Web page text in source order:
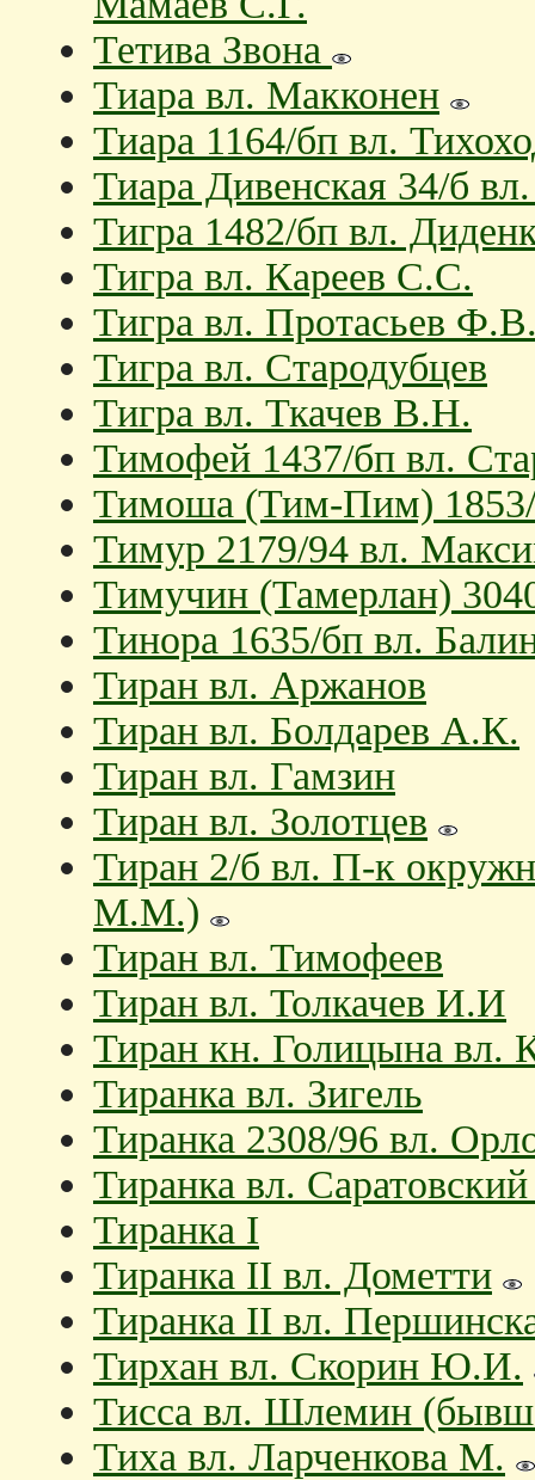
Тетива Звона
Тиара вл. Макконен
Тиара 1164/бп вл.
Тиара Дивенская 34/б
Тигра 1482/бп вл.
Тигра вл. Кареев С.С.
Тигра вл. Протасьев
Тигра вл. Стародубцев
Тигра вл. Ткачев В.Н.
Тимофей 1437/бп вл.
Тимоша (Тим-Пим) 1853/
Тимур 2179/94 вл.
Тимучин (Тамерлан)
Тинора 1635/бп вл.
Тиран вл. Аржанов
Тиран вл. Болдарев А.К.
Тиран вл. Гамзин
Тиран вл. Золотцев
Тиран 2/б вл. П-к
М.М.)
Тиран вл. Тимофеев
Тиран вл. Толкачев И.И
Тиран кн. Голицына вл.
Тиранка вл. Зигель
Тиранка 2308/96 вл.
Тиранка вл.
Тиранка I
Тиранка II вл. Дометти
Тиранка II вл.
Тирхан вл. Скорин Ю.И.
Тисса вл. Шлемин
Тиха вл. Ларченкова М.